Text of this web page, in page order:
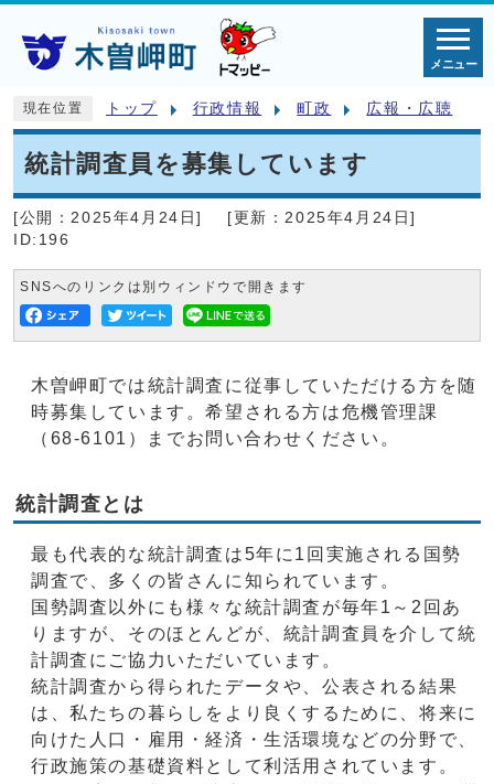
メニュー
現在位置 トップ 行政情報 町政 広報・広聴
統計調査員を募集しています
[公開： 2025年4月24日] [更新： 2025年4月24日]
ID:196
SNSへのリンクは別ウィンドウで開きます
木曽岬町では統計調査に従事していただける方を随
時募集しています。希望される方は危機管理課
（68-6101）までお問い合わせください。
統計調査とは
最も代表的な統計調査は5年に1回実施される国勢
調査で、多くの皆さんに知られています。
国勢調査以外にも様々な統計調査が毎年1～2回あ
りますが、そのほとんどが、統計調査員を介して統
計調査にご協力いただいています。
統計調査から得られたデータや、公表される結果
は、私たちの暮らしをより良くするために、将来に
向けた人口・雇用・経済・生活環境などの分野で、
行政施策の基礎資料として利活用されています。